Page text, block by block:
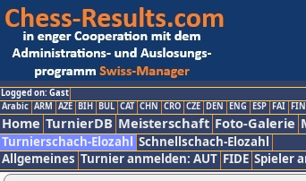
Logged on: Gast
Arabic ARM AZE BIH BUL CAT CHN CRO CZE DEN ENG ESP FAI FIN
Home TurnierDB Meisterschaft Foto-Galerie
Turnierschach-Elozahl Schnellschach-Elozahl
Allgemeines Turnier anmelden: AUT FIDE Spieler